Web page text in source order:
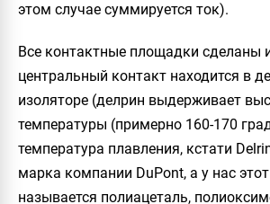
этом случае суммируется ток).
Все контактные площадки сделаны
центральный контакт находится в
изоляторе (делрин выдерживает
температуры (примерно 160-170
температура плавления, кстати
марка компании DuPont, а у нас
называется полиацеталь,